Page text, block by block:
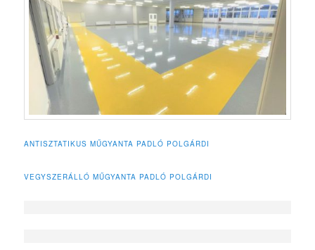
ANTISZTATIKUS MŰGYANTA PADLÓ POLGÁRDI
VEGYSZERÁLLÓ MŰGYANTA PADLÓ POLGÁRDI